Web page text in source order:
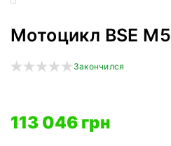
Мотоцикл BSE М5
Закончился
113 046 грн